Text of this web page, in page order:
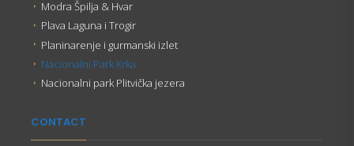
Modra Špilja & Hvar
Plava Laguna i Trogir
Planinarenje i gurmanski izlet
Nacionalni Park Krka
Nacionalni park Plitvička jezera
CONTACT